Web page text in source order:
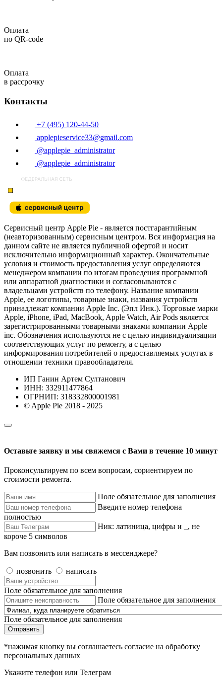
Оплата
по QR-code
Оплата
в рассрочку
Контакты
+7 (495) 120-44-50
applepieservice33@gmail.com
@applepie_administrator
@applepie_administrator
Сервисный центр Apple Pie - является постгарантийным
(неавторизованным) сервисным центром. Вся информация на
данном сайте не является публичной офертой и носит
исключительно информационный характер. Окончательные
условия и стоимость предоставления услуг определяются
менеджером компании по итогам проведения программной
или аппаратной диагностики и согласовываются с
владельцами устройств по телефону. Название компании
Apple, ее логотипы, товарные знаки, названия устройств
принадлежат компании Apple Inc. (Эпл Инк.). Торговые марки
Apple, iPhone, iPad, MacBook, Apple Watch, Air Pods является
зарегистрированными товарными знаками компании Apple
inc. Обозначения используются не с целью индивидуализации
соответствующих услуг по ремонту, а с целью
информирования потребителей о предоставляемых услугах в
отношении техники правообладателя.
ИП Ганин Артем Султанович
ИНН: 332911477864
ОГРНИП: 318332800001981
© Apple Pie 2018 - 2025
Оставьте заявку и мы свяжемся с Вами в течение 10 минут
Проконсультируем по всем вопросам, сориентируем по
стоимости ремонта.
Поле обязательное для заполнения
Введите номер телефона
полностью
Ник: латиница, цифры и _, не
короче 5 символов
Вам позвонить или написать в мессенджере?
позвонить написать
Поле обязательное для заполнения
Поле обязательное для заполнения
Поле обязательное для заполнения
Отправить
*нажимая кнопку вы соглашаетесь согласие на обработку
персональных данных
Укажите телефон или Телеграм